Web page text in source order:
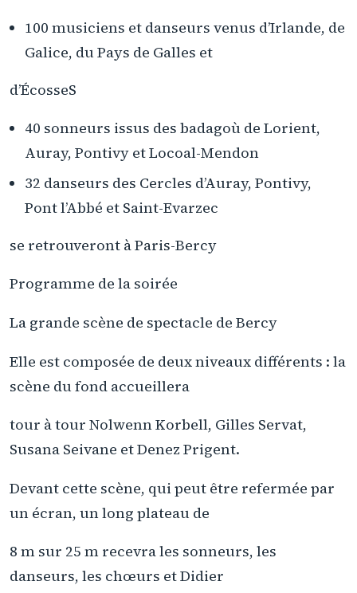
100 musiciens et danseurs venus d’Irlande, de
Galice, du Pays de Galles et
d’ÉcosseS
40 sonneurs issus des badagoù de Lorient,
Auray, Pontivy et Locoal-Mendon
32 danseurs des Cercles d’Auray, Pontivy,
Pont l’Abbé et Saint-Evarzec
se retrouveront à Paris-Bercy
Programme de la soirée
La grande scène de spectacle de Bercy
Elle est composée de deux niveaux différents : la
scène du fond accueillera
tour à tour Nolwenn Korbell, Gilles Servat,
Susana Seivane et Denez Prigent.
Devant cette scène, qui peut être refermée par
un écran, un long plateau de
8 m sur 25 m recevra les sonneurs, les
danseurs, les chœurs et Didier